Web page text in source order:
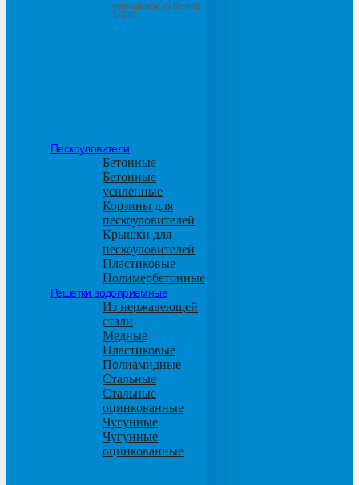
основанием из бетона
М600
Пескоуловители
Бетонные
Бетонные
усиленные
Корзины для
пескоуловителей
Крышки для
пескоуловителей
Пластиковые
Полимербетонные
Решетки водоприемные
Из нержавеющей
стали
Медные
Пластиковые
Полиамидные
Стальные
Стальные
оцинкованные
Чугунные
Чугунные
оцинкованные